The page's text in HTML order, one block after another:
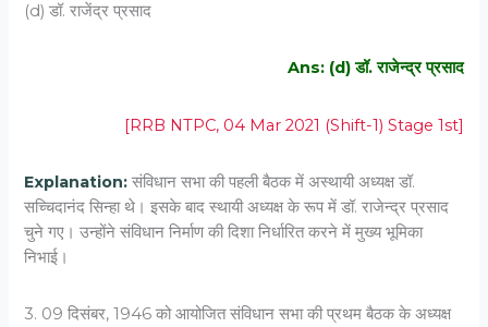
(d) डॉ. राजेंद्र प्रसाद
Ans: (d) डॉ. राजेन्द्र प्रसाद
[RRB NTPC, 04 Mar 2021 (Shift-1) Stage 1st]
Explanation: संविधान सभा की पहली बैठक में अस्थायी अध्यक्ष डॉ.
सच्चिदानंद सिन्हा थे। इसके बाद स्थायी अध्यक्ष के रूप में डॉ. राजेन्द्र प्रसाद
चुने गए। उन्होंने संविधान निर्माण की दिशा निर्धारित करने में मुख्य भूमिका
निभाई।
3. 09 दिसंबर, 1946 को आयोजित संविधान सभा की प्रथम बैठक के अध्यक्ष